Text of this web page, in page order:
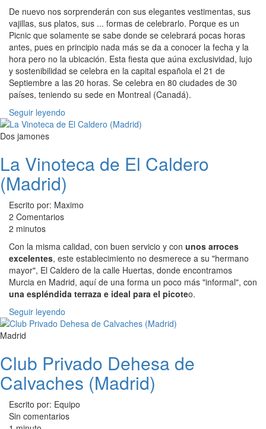
De nuevo nos sorprenderán con sus elegantes vestimentas, sus
vajillas, sus platos, sus ... formas de celebrarlo. Porque es un
Picnic que solamente se sabe donde se celebrará pocas horas
antes, pues en principio nada más se da a conocer la fecha y la
hora pero no la ubicación. Esta fiesta que aúna exclusividad, lujo
y sostenibilidad se celebra en la capital española el 21 de
Septiembre a las 20 horas. Se celebra en 80 ciudades de 30
países, teniendo su sede en Montreal (Canadá).
Seguir leyendo
Dos jamones
La Vinoteca de El Caldero
(Madrid)
Escrito por: Maximo
2 Comentarios
2 minutos
Con la misma calidad, con buen servicio y con unos arroces
excelentes, este establecimiento no desmerece a su "hermano
mayor", El Caldero de la calle Huertas, donde encontramos
Murcia en Madrid, aquí de una forma un poco más "informal", con
una espléndida terraza e ideal para el picoteo.
Seguir leyendo
Madrid
Club Privado Dehesa de
Calvaches (Madrid)
Escrito por: Equipo
Sin comentarios